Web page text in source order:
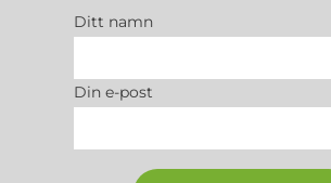
Ditt namn
Din e-post